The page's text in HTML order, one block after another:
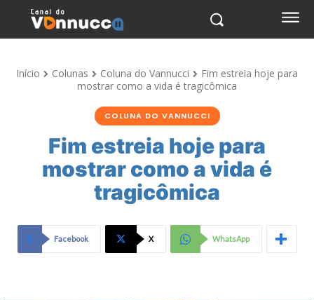
Início Colunas Coluna do Vannucci
Fim estreia hoje para
mostrar como a vida é tragicômica
COLUNA DO VANNUCCI
Fim estreia hoje para
mostrar como a vida é
tragicômica
Facebook X WhatsApp